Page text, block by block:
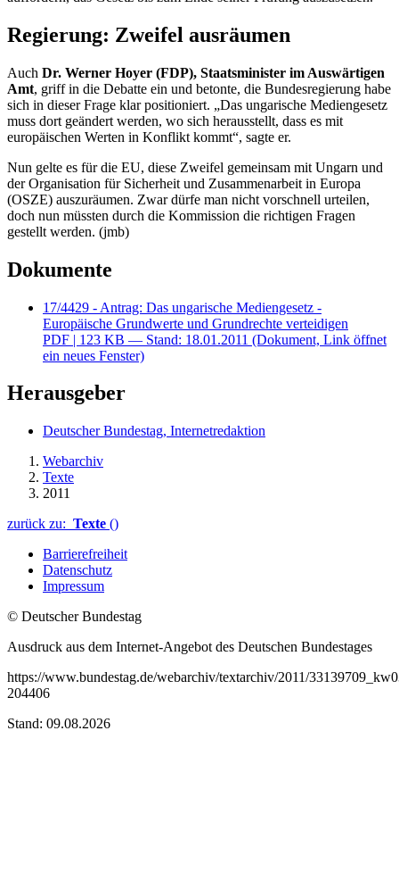
Regierung: Zweifel ausräumen
Auch Dr. Werner Hoyer (FDP), Staatsminister im Auswärtigen
Amt, griff in die Debatte ein und betonte, die Bundesregierung habe
sich in dieser Frage klar positioniert. „Das ungarische Mediengesetz
muss dort geändert werden, wo sich herausstellt, dass es mit
europäischen Werten in Konflikt kommt“, sagte er.
Nun gelte es für die EU, diese Zweifel gemeinsam mit Ungarn und
der Organisation für Sicherheit und Zusammenarbeit in Europa
(OSZE) auszuräumen. Zwar dürfe man nicht vorschnell urteilen,
doch nun müssten durch die Kommission die richtigen Fragen
gestellt werden. (jmb)
Dokumente
17/4429 - Antrag: Das ungarische Mediengesetz -
Europäische Grundwerte und Grundrechte verteidigen
PDF | 123 KB — Stand: 18.01.2011 (Dokument, Link öffnet
ein neues Fenster)
Herausgeber
Deutscher Bundestag, Internetredaktion
Webarchiv
Texte
2011
zurück zu: Texte ()
Barrierefreiheit
Datenschutz
Impressum
© Deutscher Bundestag
Ausdruck aus dem Internet-Angebot des Deutschen Bundestages
https://www.bundestag.de/webarchiv/textarchiv/2011/
204406
Stand: 09.08.2026